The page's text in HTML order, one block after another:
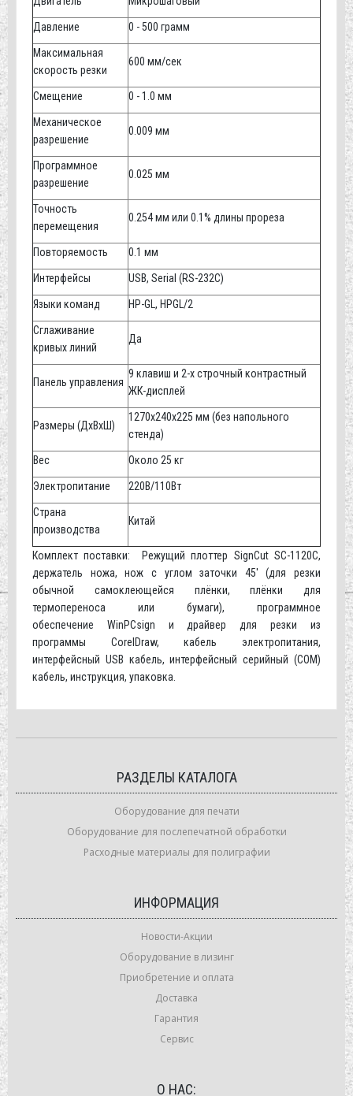
Давление 0 - 500 грамм
Максимальная
скорость резки
600 мм/сек
Смещение 0 - 1.0 мм
Механическое
разрешение
0.009 мм
Программное
разрешение
0.025 мм
Точность
перемещения
0.254 мм или 0.1% длины прореза
Повторяемость 0.1 мм
Интерфейсы USB, Serial (RS-232C)
Языки команд HP-GL, HPGL/2
Сглаживание
кривых линий
Да
Панель управления
9 клавиш и 2-х строчный контрастный
ЖК-дисплей
Размеры (ДxВxШ)
1270x240x225 мм (без напольного
стенда)
Вес Около 25 кг
Электропитание 220В/110Вт
Страна
производства
Китай
Комплект поставки: Режущий плоттер SignCut SC-1120C,
держатель ножа, нож с углом заточки 45' (для резки
обычной самоклеющейся плёнки, плёнки для
термопереноса или бумаги), программное
обеспечение WinPCsign и драйвер для резки из
программы CorelDraw, кабель электропитания,
интерфейсный USB кабель, интерфейсный серийный (COM)
кабель, инструкция, упаковка.
РАЗДЕЛЫ КАТАЛОГА
Оборудование для печати
Оборудование для послепечатной обработки
Расходные материалы для полиграфии
ИНФОРМАЦИЯ
Новости-Акции
Оборудование в лизинг
Приобретение и оплата
Доставка
Гарантия
Сервис
О НАС: